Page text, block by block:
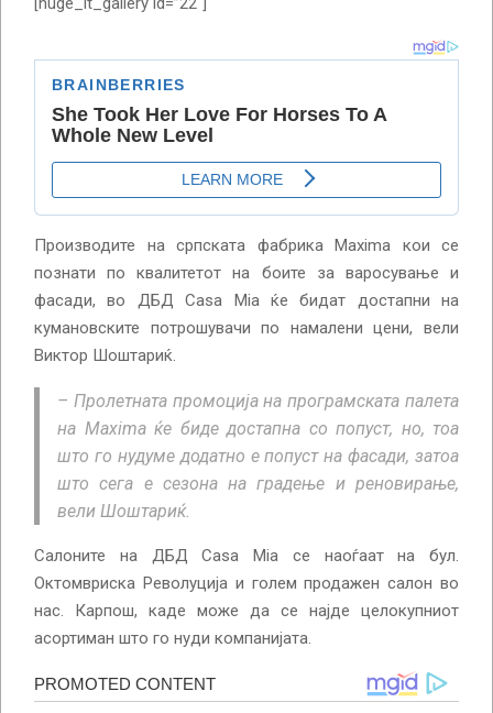
Производите на српската фабрика Maxima кои се
познати по квалитетот на боите за варосување и
фасади, во ДБД Casa Mia ќе бидат достапни на
кумановските потрошувачи по намалени цени, вели
Виктор Шоштариќ.
– Пролетната промоција на програмската палета
на Maxima ќе биде достапна со попуст, но, тоа
што го нудуме додатно е попуст на фасади, затоа
што сега е сезона на градење и реновирање,
вели Шоштариќ.
Салоните на ДБД Casa Mia се наоѓаат на бул.
Октомвриска Револуција и голем продажен салон во
нас. Карпош, каде може да се најде целокупниот
асортиман што го нуди компанијата.